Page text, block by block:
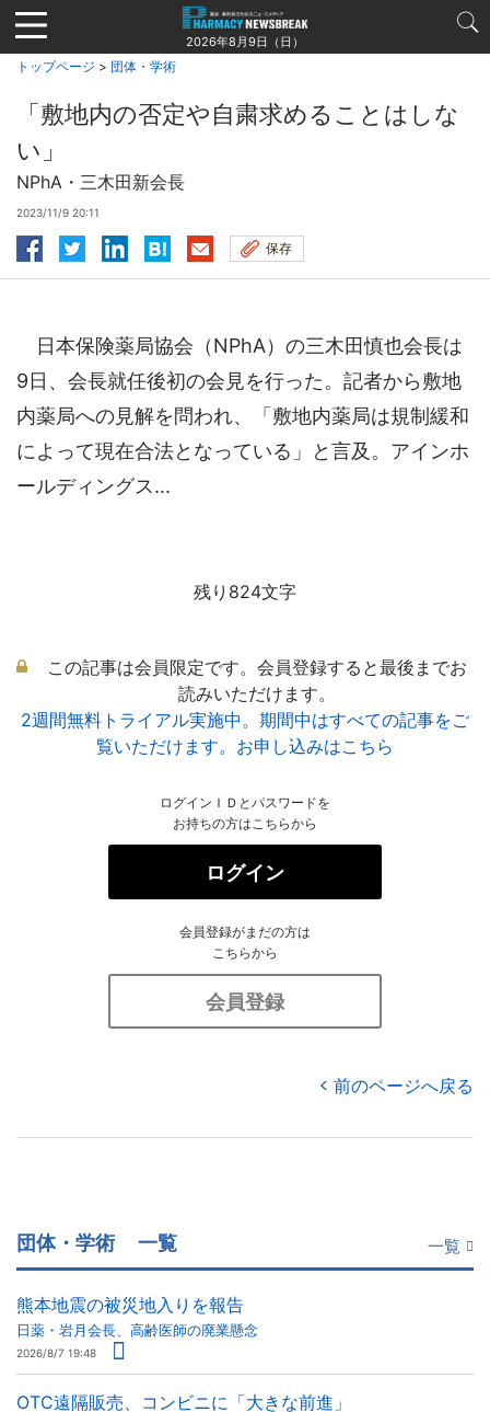
Jump
to
navigation
2026年8月9日（日）
トップページ > 団体・学術
「敷地内の否定や自粛求めることはしな
い」
NPhA・三木田新会長
2023/11/9 20:11
保存
日本保険薬局協会（NPhA）の三木田慎也会長は
9日、会長就任後初の会見を行った。記者から敷地
内薬局への見解を問われ、「敷地内薬局は規制緩和
によって現在合法となっている」と言及。アインホ
ールディングス...
残り824文字
この記事は会員限定です。会員登録すると最後までお
読みいただけます。
2週間無料トライアル実施中。期間中はすべての記事をご
覧いただけます。お申し込みはこちら
ログインＩＤとパスワードを
お持ちの方はこちらから
ログイン
会員登録がまだの方は
こちらから
会員登録
前のページへ戻る
団体・学術 一覧 一覧
熊本地震の被災地入りを報告
日薬・岩月会長、高齢医師の廃業懸念
2026/8/7 19:48
OTC遠隔販売、コンビニに「大きな前進」